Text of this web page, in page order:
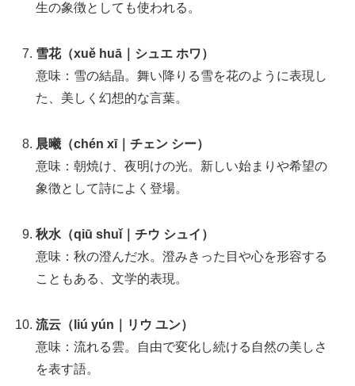
生の象徴としても使われる。
雪花（xuě huā｜シュエ ホワ）
意味：雪の結晶。舞い降りる雪を花のように表現し
た、美しく幻想的な言葉。
晨曦（chén xī｜チェン シー）
意味：朝焼け、夜明けの光。新しい始まりや希望の
象徴として詩によく登場。
秋水（qiū shuǐ｜チウ シュイ）
意味：秋の澄んだ水。澄みきった目や心を形容する
こともある、文学的表現。
流云（liú yún｜リウ ユン）
意味：流れる雲。自由で変化し続ける自然の美しさ
を表す語。